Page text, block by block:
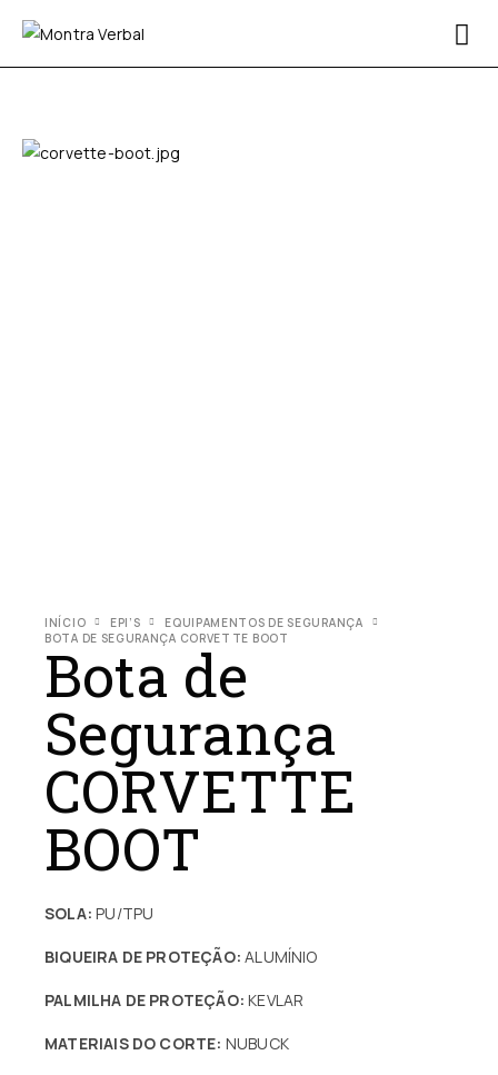
INÍCIO EPI’S
EQUIPAMENTOS DE SEGURANÇA
BOTA DE SEGURANÇA CORVETTE BOOT
Bota de
Segurança
CORVETTE
BOOT
SOLA:PU/TPU
BIQUEIRA DE PROTEÇÃO:ALUMÍNIO
PALMILHA DE PROTEÇÃO:KEVLAR
MATERIAIS DO CORTE: NUBUCK